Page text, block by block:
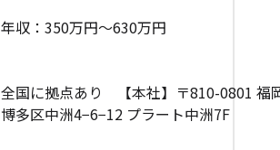
年収：350万円～630万円
全国に拠点あり 【本社】〒810-0801 福
博多区中洲4−6−12 プラート中洲7F